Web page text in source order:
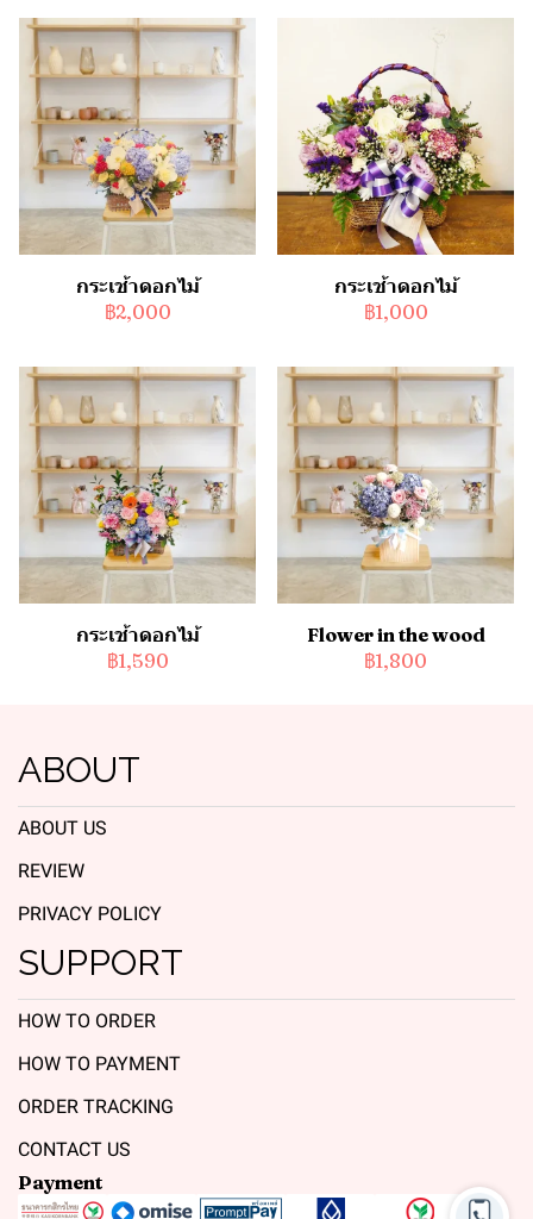
กระเช้าดอกไม้
฿2,000
กระเช้าดอกไม้
฿1,000
กระเช้าดอกไม้
฿1,590
Flower in the wood
฿1,800
ABOUT
ABOUT US
REVIEW
PRIVACY POLICY
SUPPORT
HOW TO ORDER
HOW TO PAYMENT
ORDER TRACKING
CONTACT US
Payment